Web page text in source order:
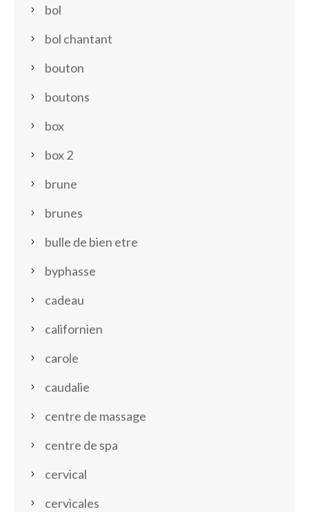
bol
bol chantant
bouton
boutons
box
box 2
brune
brunes
bulle de bien etre
byphasse
cadeau
californien
carole
caudalie
centre de massage
centre de spa
cervical
cervicales